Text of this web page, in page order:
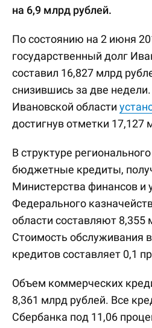
на 6,9 млрд рублей.
По состоянию на 2 июня
государственный долг
составил 16,827 млрд
снизившись за две
Ивановской области
достигнув отметки 17,127
В структуре
бюджетные кредиты,
Министерства финансов и
Федерального
области составляют 8,355
Стоимость обслуживания
кредитов составляет 0,1
Объем коммерческих
8,361 млрд рублей. Все
Сбербанка под 11,06